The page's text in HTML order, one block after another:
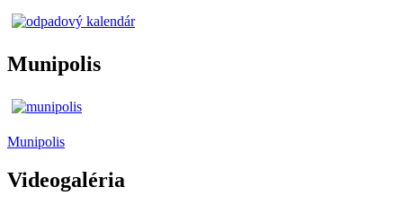
Munipolis
Munipolis
Videogaléria